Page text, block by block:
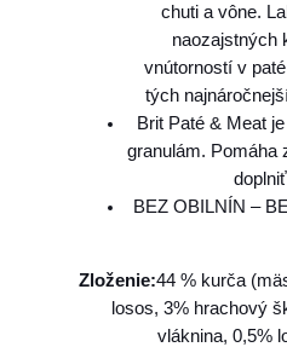
S
a
o
0
0
chuti a vône.
naozajstných
vnútorností v
tých
Brit Paté & Meat
granulám. Pomáha
BEZ OBILNÍN –
Zloženie:44 % kurča
losos, 3% hrachový
vláknina, 0,5%